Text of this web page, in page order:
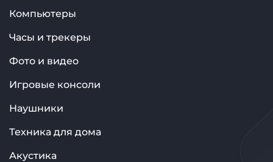
Компьютеры
Часы и трекеры
Фото и видео
Игровые консоли
Наушники
Техника для дома
Акустика